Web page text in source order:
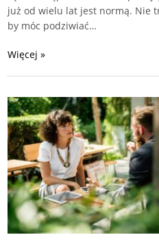
już od wielu lat jest normą. Nie
by móc podziwiać…
Więcej »